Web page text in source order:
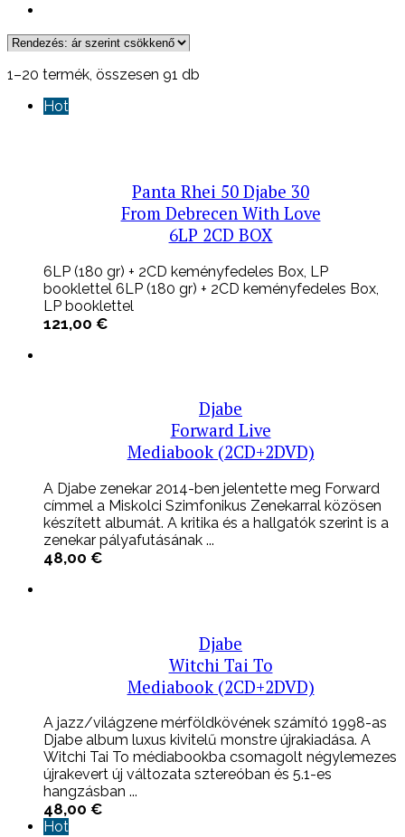
1–20 termék, összesen 91 db
Hot
Panta Rhei 50 Djabe 30
From Debrecen With Love
6LP 2CD BOX
6LP (180 gr) + 2CD keményfedeles Box, LP
booklettel 6LP (180 gr) + 2CD keményfedeles Box,
LP booklettel
121,00 €
Djabe
Forward Live
Mediabook (2CD+2DVD)
A Djabe zenekar 2014-ben jelentette meg Forward
címmel a Miskolci Szimfonikus Zenekarral közösen
készített albumát. A kritika és a hallgatók szerint is a
zenekar pályafutásának ...
48,00 €
Djabe
Witchi Tai To
Mediabook (2CD+2DVD)
A jazz/világzene mérföldkövének számító 1998-as
Djabe album luxus kivitelű monstre újrakiadása. A
Witchi Tai To médiabookba csomagolt négylemezes
újrakevert új változata sztereóban és 5.1-es
hangzásban ...
48,00 €
Hot